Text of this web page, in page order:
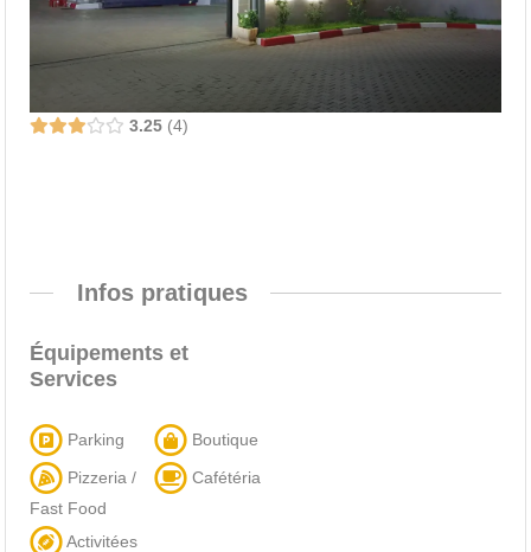
3.25 4
Infos pratiques
Équipements et
Services
Parking
Boutique
Pizzeria /
Fast Food
Cafétéria
Activitées